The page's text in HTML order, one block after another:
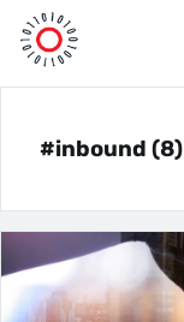
#inbound (8)